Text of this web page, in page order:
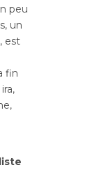
peu
un
est
fin